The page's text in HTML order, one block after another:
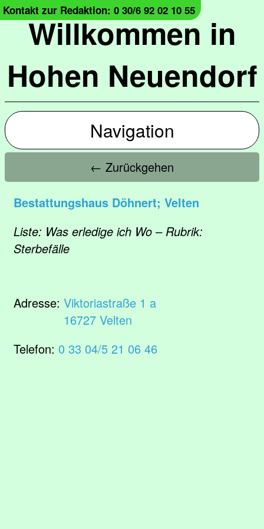
Willkommen in
Hohen Neuendorf
Kontakt zur Redaktion: 0 30/6 92 02 10 55
Navigation
← Zurückgehen
Bestattungshaus Döhnert; Velten
Liste: Was erledige ich Wo – Rubrik:
Sterbefälle
Adresse: Viktoriastraße 1 a
16727 Velten
Telefon: 0 33 04/5 21 06 46